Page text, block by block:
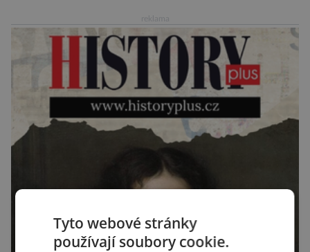
sloužit pro účely nejrůznějších vesmírných misí,
Tyto webové stránky
používají soubory cookie.